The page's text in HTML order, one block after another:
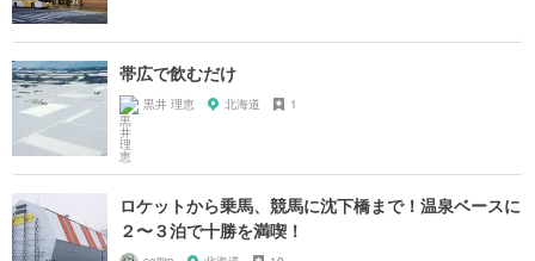
帯広で飲むだけ
黒井 理恵 北海道 1
ロケットから乗馬、競馬に沈下橋まで！温泉ベースに
２〜３泊で十勝を満喫！